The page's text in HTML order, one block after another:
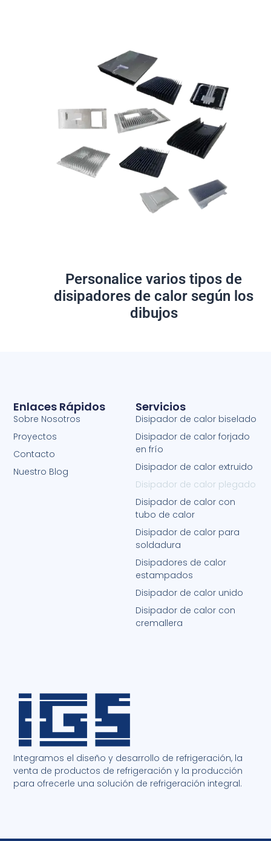
Personalice varios tipos de
disipadores de calor según los
dibujos
Integramos el diseño y desarrollo de refrigeración, la
venta de productos de refrigeración y la producción
para ofrecerle una solución de refrigeración integral.
Servicios
Disipador de calor biselado
Disipador de calor forjado
en frío
Disipador de calor extruido
Disipador de calor plegado
Disipador de calor con
tubo de calor
Disipador de calor para
soldadura
Disipadores de calor
estampados
Disipador de calor unido
Disipador de calor con
cremallera
Enlaces Rápidos
Sobre Nosotros
Proyectos
Contacto
Nuestro Blog